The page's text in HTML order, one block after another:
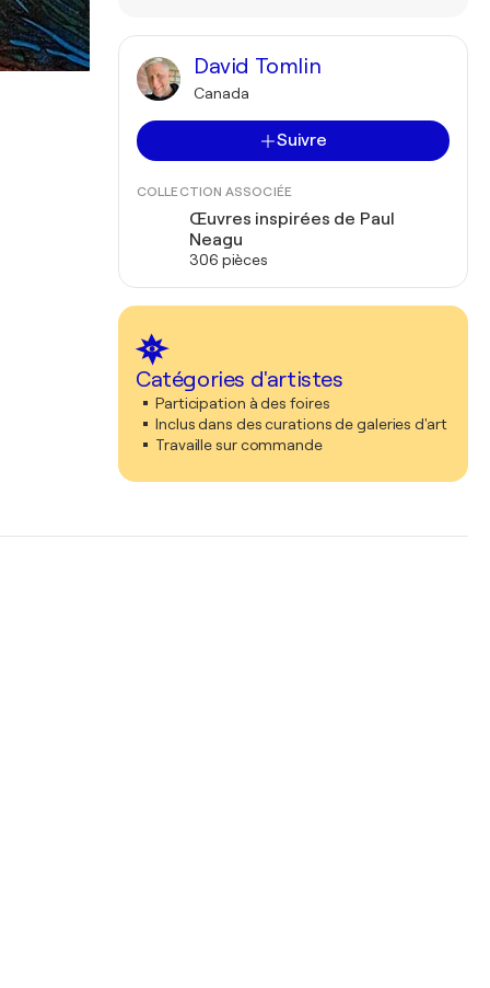
David Tomlin
Canada
Suivre
COLLECTION ASSOCIÉE
Œuvres inspirées de Paul
Neagu
306 pièces
Catégories d'artistes
Participation à des foires
Inclus dans des curations de galeries d'art
Travaille sur commande